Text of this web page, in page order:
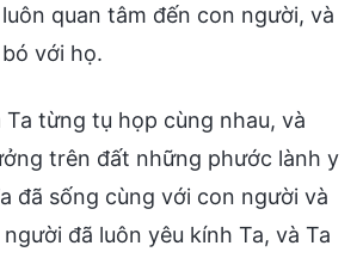
quan tâm đến con người, và
với họ.
Ta từng tụ họp cùng nhau, và
trên đất những phước lành y
đã sống cùng với con người và
đã luôn yêu kính Ta, và Ta